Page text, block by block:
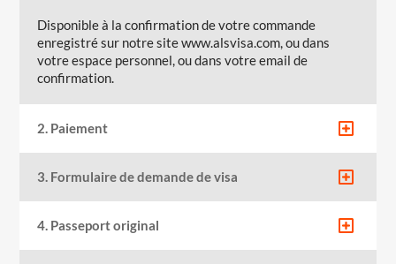
Disponible à la confirmation de votre commande
enregistré sur notre site www.alsvisa.com, ou dans
votre espace personnel, ou dans votre email de
confirmation.
2. Paiement
3. Formulaire de demande de visa
4. Passeport original